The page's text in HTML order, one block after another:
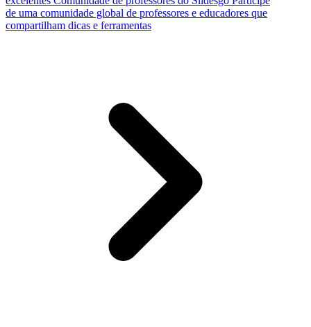
de uma comunidade global de professores e educadores que
compartilham dicas e ferramentas